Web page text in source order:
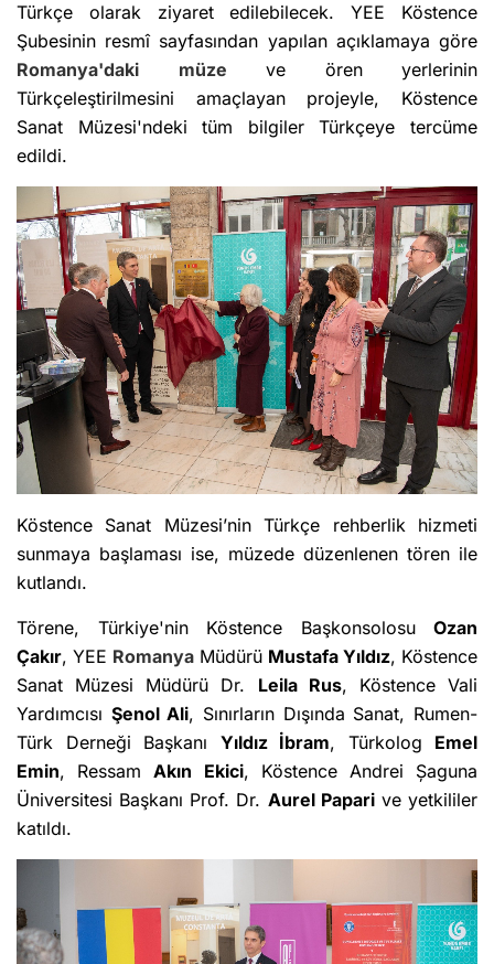
Türkçe olarak ziyaret edilebilecek. YEE Köstence
Şubesinin resmî sayfasından yapılan açıklamaya göre
Romanya'daki
müze ve ören yerlerinin
Türkçeleştirilmesini amaçlayan projeyle, Köstence
Sanat Müzesi'ndeki tüm bilgiler Türkçeye tercüme
edildi.
Köstence Sanat Müzesi’nin Türkçe rehberlik hizmeti
sunmaya başlaması ise, müzede düzenlenen tören ile
kutlandı.
Törene, Türkiye'nin Köstence Başkonsolosu Ozan
Çakır, YEE Romanya Müdürü Mustafa Yıldız, Köstence
Sanat Müzesi Müdürü Dr. Leila Rus, Köstence Vali
Yardımcısı Şenol Ali, Sınırların Dışında Sanat, Rumen-
Türk Derneği Başkanı Yıldız İbram, Türkolog Emel
Emin, RessamAkın Ekici, Köstence Andrei Șaguna
Üniversitesi Başkanı Prof. Dr. Aurel Paparive yetkililer
katıldı.